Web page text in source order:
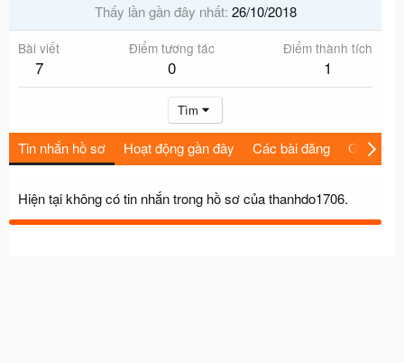
Thấy lần gần đây nhất 26/10/2018
Bài viết
7
Điểm tương tác
0
Điểm thành tích
1
Tìm
Tin nhắn hồ sơ Hoạt động gần đây Các bài đăng Giới thiệu
Hiện tại không có tin nhắn trong hồ sơ của thanhdo1706.